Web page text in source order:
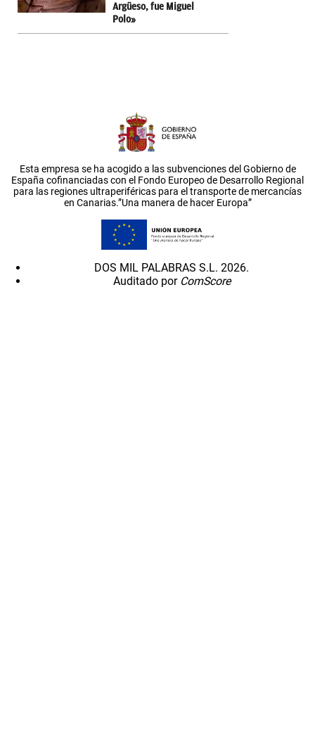
Argüeso, fue Miguel
Polo»
Esta empresa se ha acogido a las subvenciones del Gobierno de
España cofinanciadas con el Fondo Europeo de Desarrollo Regional
para las regiones ultraperiféricas para el transporte de mercancías
en Canarias.”Una manera de hacer Europa”
DOS MIL PALABRAS S.L. 2026.
Auditado por ComScore